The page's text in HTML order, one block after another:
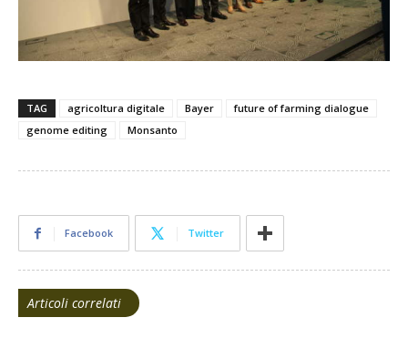
TAG agricoltura digitale Bayer
future of farming dialogue
genome editing
Monsanto
Facebook Twitter
Articoli correlati